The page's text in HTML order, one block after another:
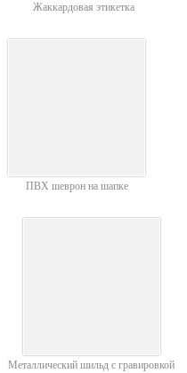
Жаккардовая этикетка
ПВХ шеврон на шапке
Металлический шильд с гравировкой